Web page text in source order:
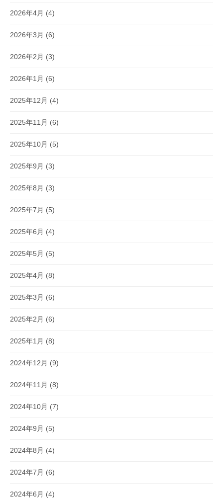
2026年4月 (4)
2026年3月 (6)
2026年2月 (3)
2026年1月 (6)
2025年12月 (4)
2025年11月 (6)
2025年10月 (5)
2025年9月 (3)
2025年8月 (3)
2025年7月 (5)
2025年6月 (4)
2025年5月 (5)
2025年4月 (8)
2025年3月 (6)
2025年2月 (6)
2025年1月 (8)
2024年12月 (9)
2024年11月 (8)
2024年10月 (7)
2024年9月 (5)
2024年8月 (4)
2024年7月 (6)
2024年6月 (4)